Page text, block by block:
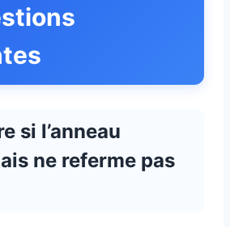
si l’anneau
ne referme pas